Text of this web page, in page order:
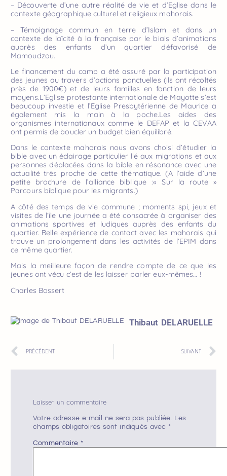
– Découverte d’une autre réalité de vie et d’Eglise dans le
contexte géographique culturel et religieux mahorais.
– Témoignage commun en terre d’Islam et dans un
contexte de laïcité à la française par le biais d’animations
auprès des enfants d’un quartier défavorisé de
Mamoudzou.
Le financement du camp a été assuré par la participation
des jeunes au travers d’actions ponctuelles (ils ont récoltés
près de 1900€) et de leurs familles en fonction de leurs
moyens.L’Eglise protestante internationale de Mayotte s’est
beaucoup investie et l’Eglise Presbytérienne de Maurice a
également mis la main à la poche.Les aides des
organismes internationaux comme le DEFAP et la CEVAA
ont permis de boucler un budget bien équilibré.
Dans le contexte mahorais nous avons choisi d’étudier la
bible avec un éclairage particulier lié aux migrations et aux
personnes déplacées dans la bible en résonance avec une
actualité très proche de cette thématique. (A l’aide d’une
petite brochure de l’alliance biblique :« Sur la route »
Parcours biblique pour les migrants.)
A côté des temps de vie commune ; moments spi, jeux et
visites de l’île une journée a été consacrée à organiser des
animations sportives et ludiques auprès des enfants du
quartier. Belle expérience de contact avec les mahorais qui
trouve un prolongement dans les activités de l’EPIM dans
ce même quartier.
Mais la meilleure façon de rendre compte de ce que les
jeunes ont vécu c’est de les laisser parler eux-mêmes… !
Charles Bossert
Thibaut DELARUELLE
PRÉCÉDENT SUIVANT
Laisser un commentaire
Votre adresse e-mail ne sera pas publiée. Les
champs obligatoires sont indiqués avec *
Commentaire *